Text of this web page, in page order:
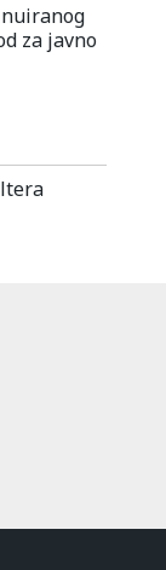
za javno